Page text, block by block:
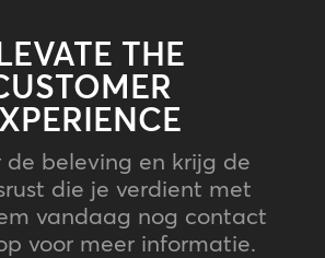
THE
de beleving en krijg de
die je verdient met
vandaag nog contact
voor meer informatie.